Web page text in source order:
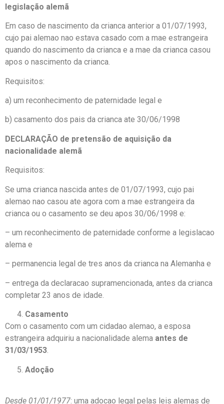
legislação alemã
Em caso de nascimento da crianca anterior a 01/07/1993,
cujo pai alemao nao estava casado com a mae estrangeira
quando do nascimento da crianca e a mae da crianca casou
apos o nascimento da crianca.
Requisitos:
a) um reconhecimento de paternidade legal e
b) casamento dos pais da crianca ate 30/06/1998
DECLARAÇÃO de pretensão de aquisição da
nacionalidade alemã
Requisitos:
Se uma crianca nascida antes de 01/07/1993, cujo pai
alemao nao casou ate agora com a mae estrangeira da
crianca ou o casamento se deu apos 30/06/1998 e:
– um reconhecimento de paternidade conforme a legislacao
alema e
– permanencia legal de tres anos da crianca na Alemanha e
– entrega da declaracao supramencionada, antes da crianca
completar 23 anos de idade.
Casamento
Com o casamento com um cidadao alemao, a esposa
estrangeira adquiriu a nacionalidade alema antes de
31/03/1953.
Adoção
Desde 01/01/1977: uma adocao legal pelas leis alemas de